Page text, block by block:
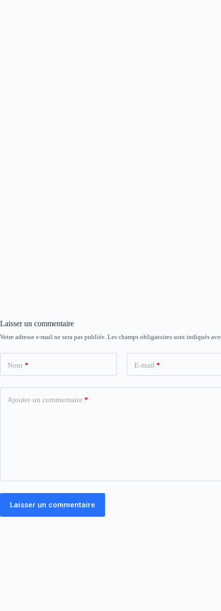
Laisser un commentaire
Votre adresse e-mail ne sera pas publiée. Les champs obligatoires sont indiqués
Nom * E-mail *
Ajouter un commentaire *
Laisser un commentaire